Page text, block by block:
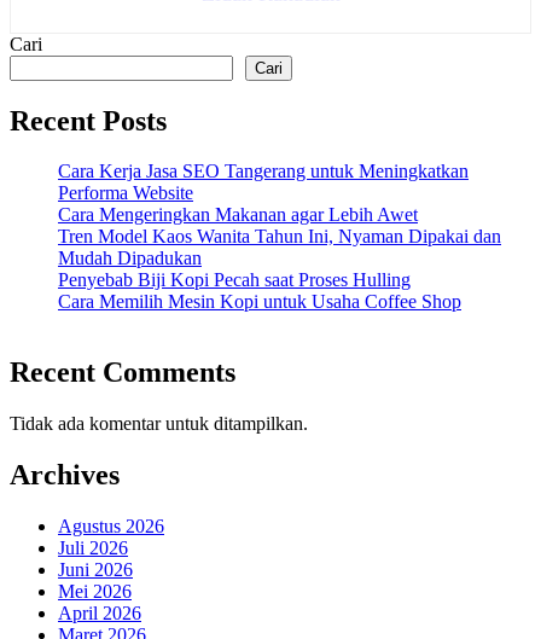
Cari
Cari
Recent Posts
Cara Kerja Jasa SEO Tangerang untuk Meningkatkan
Performa Website
Cara Mengeringkan Makanan agar Lebih Awet
Tren Model Kaos Wanita Tahun Ini, Nyaman Dipakai dan
Mudah Dipadukan
Penyebab Biji Kopi Pecah saat Proses Hulling
Cara Memilih Mesin Kopi untuk Usaha Coffee Shop
Recent Comments
Tidak ada komentar untuk ditampilkan.
Archives
Agustus 2026
Juli 2026
Juni 2026
Mei 2026
April 2026
Maret 2026